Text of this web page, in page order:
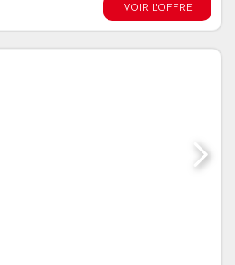
VOIR L'OFFRE